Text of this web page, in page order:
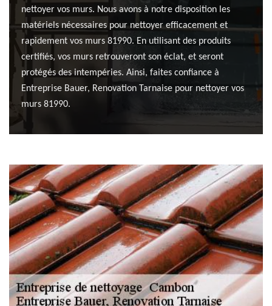
nettoyer vos murs. Nous avons à notre disposition les
matériels nécessaires pour nettoyer efficacement et
rapidement vos murs 81990. En utilisant des produits
certifiés, vos murs retrouveront son éclat, et seront
protégés des intempéries. Ainsi, faites confiance à
Entreprise Bauer, Renovation Tarnaise pour nettoyer vos
murs 81990.